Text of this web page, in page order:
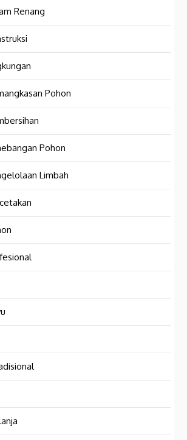
Renang
Pohon
Pohon
Limbah